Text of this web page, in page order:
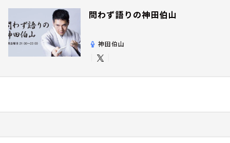
問わず語りの神田伯山
神田伯山